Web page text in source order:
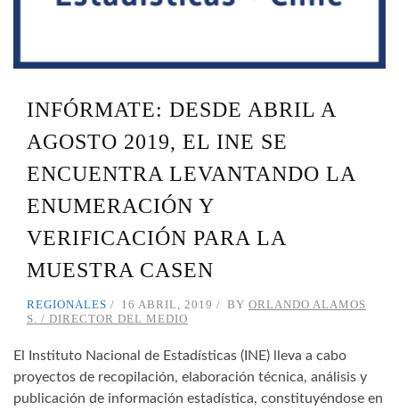
INFÓRMATE: DESDE ABRIL A
AGOSTO 2019, EL INE SE
ENCUENTRA LEVANTANDO LA
ENUMERACIÓN Y
VERIFICACIÓN PARA LA
MUESTRA CASEN
REGIONALES 16 ABRIL, 2019 BY ORLANDO ALAMOS
S. / DIRECTOR DEL MEDIO
El Instituto Nacional de Estadísticas (INE) lleva a cabo
proyectos de recopilación, elaboración técnica, análisis y
publicación de información estadística, constituyéndose en